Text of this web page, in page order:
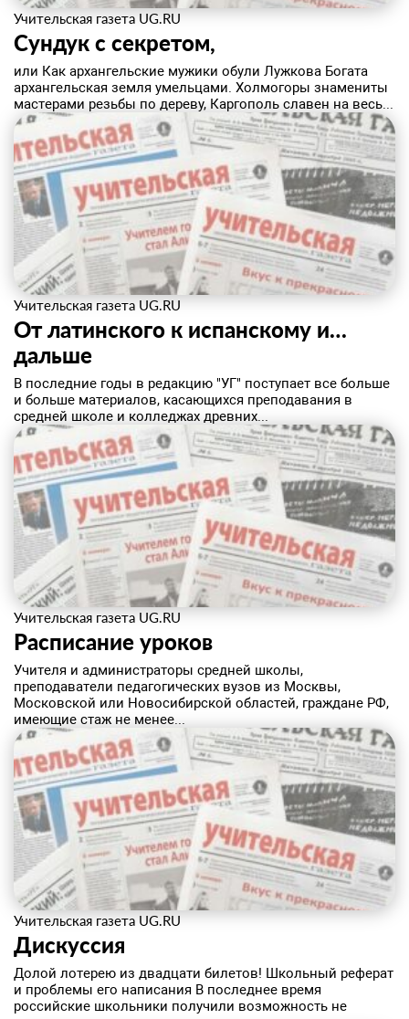
Учительская газета UG.RU
Сундук с секретом,
или Как архангельские мужики обули Лужкова Богата
архангельская земля умельцами. Холмогоры знамениты
мастерами резьбы по дереву, Каргополь славен на весь...
Учительская газета UG.RU
От латинского к испанскому и…
дальше
В последние годы в редакцию "УГ" поступает все больше
и больше материалов, касающихся преподавания в
средней школе и колледжах древних...
Учительская газета UG.RU
Расписание уроков
Учителя и администраторы средней школы,
преподаватели педагогических вузов из Москвы,
Московской или Новосибирской областей, граждане РФ,
имеющие стаж не менее...
Учительская газета UG.RU
Дискуссия
Долой лотерею из двадцати билетов! Школьный реферат
и проблемы его написания В последнее время
российские школьники получили возможность не